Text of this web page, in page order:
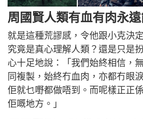
周國賢人類有血有肉永
就是這種荒謬感，令他跟小克決
究竟是真心理解人類？還是只是
心十足地說：「我們始終相信，
同複製，始終冇血肉，亦都冇眼
佢就乜嘢都做唔到。而呢樣正正
佢嘅地方。」